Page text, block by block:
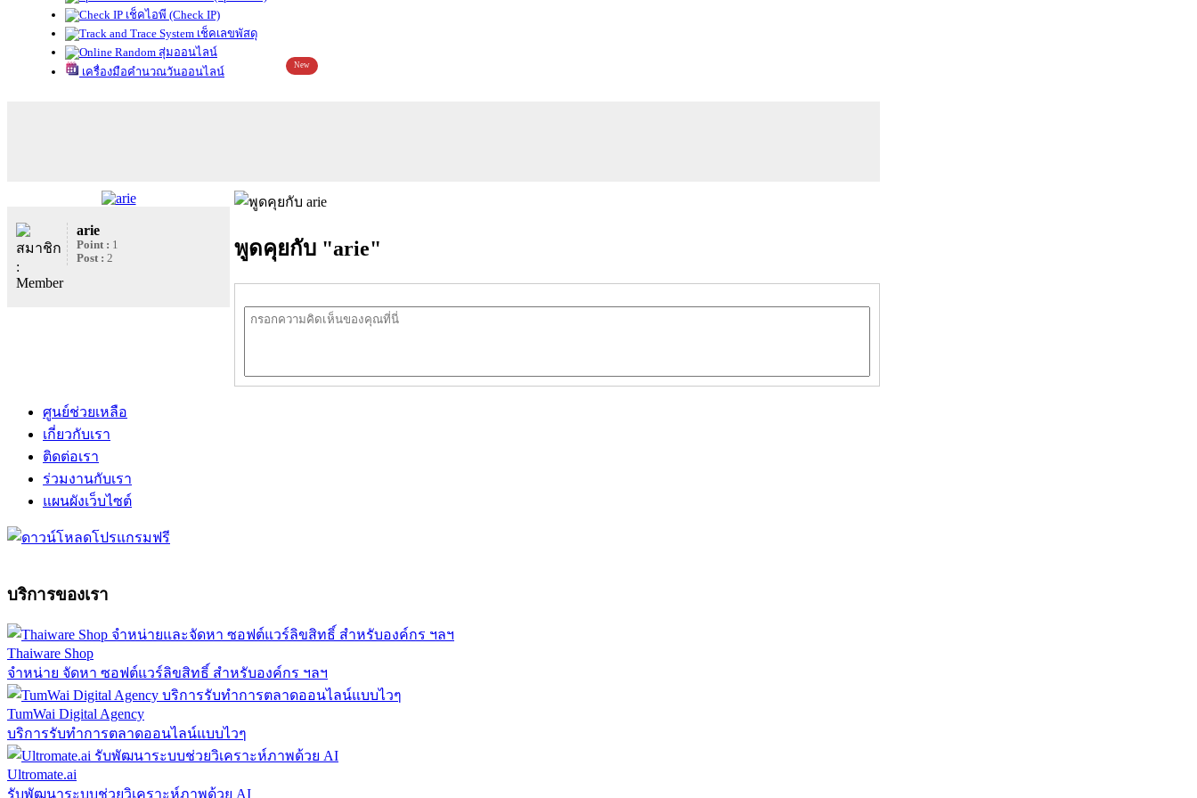
เช็คไอพี (Check IP)
เช็คเลขพัสดุ
สุ่มออนไลน์
เครื่องมือคำนวณวันออนไลน์
New
arie
Point : 1
Post : 2 พูดคุยกับ "arie"
ศูนย์ช่วยเหลือ
เกี่ยวกับเรา
ติดต่อเรา
ร่วมงานกับเรา
แผนผังเว็บไซต์
บริการของเรา
Thaiware Shop
จำหน่าย จัดหา ซอฟต์แวร์ลิขสิทธิ์ สำหรับองค์กร ฯลฯ
TumWai Digital Agency
บริการรับทำการตลาดออนไลน์แบบไวๆ
Ultromate.ai
รับพัฒนาระบบช่วยวิเคราะห์ภาพด้วย AI